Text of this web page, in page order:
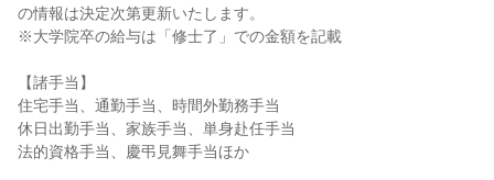
の情報は決定次第更新いたします。
※大学院卒の給与は「修士了」での金額を記載
【諸手当】
住宅手当、通勤手当、時間外勤務手当
休日出勤手当、家族手当、単身赴任手当
法的資格手当、慶弔見舞手当ほか